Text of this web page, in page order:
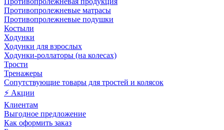
Противопролежневые матрасы
Противопролежневые подушки
Костыли
Ходунки
Ходунки для взрослых
Ходунки-роллаторы (на колесах)
Трости
Тренажеры
Сопутствующие товары для тростей и колясок
⚡ Акции
Клиентам
Выгодное предложение
Как оформить заказ